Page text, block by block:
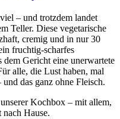
– und trotzdem landet
Teller. Diese vegetarische
cremig und in nur 30
fruchtig-scharfes
Gericht eine unerwartete
alle, die Lust haben, mal
und das ganz ohne Fleisch.
Kochbox – mit allem,
Hause.